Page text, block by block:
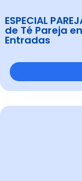
ESPECIAL
de Té Pareja
Entradas